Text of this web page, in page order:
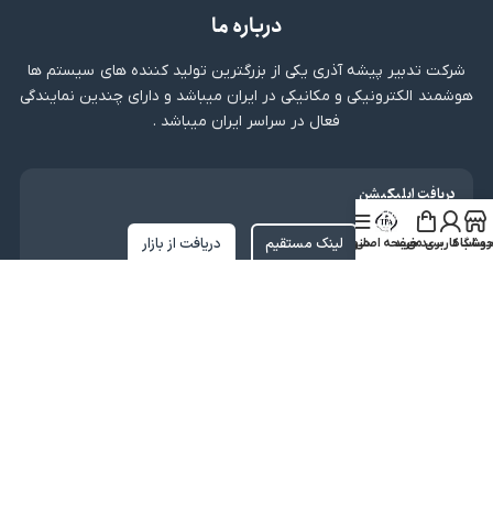
درباره ما
شرکت تدبیر پیشه آذری یکی از بزرگترین تولید کننده های سیستم ها
هوشمند الکترونیکی و مکانیکی در ایران میباشد و دارای چندین نمایندگی
فعال در سراسر ایران میباشد .
دریافت اپلیکیشن
لینک مستقیم دریافت از بازار حساب کاربری من
سبد خریدصفحه اصلی
منو